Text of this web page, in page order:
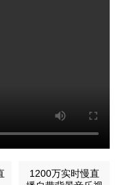
1200万实时慢直